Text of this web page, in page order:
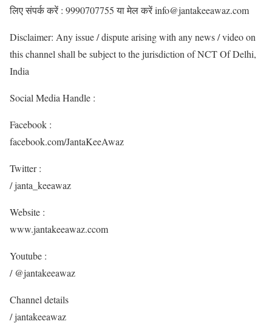
लिए संपर्क करें : 9990707755 या मेल करें info@jantakeeawaz.com
Disclaimer: Any issue / dispute arising with any news / video on
this channel shall be subject to the jurisdiction of NCT Of Delhi,
India
Social Media Handle :
Facebook :
facebook.com/JantaKeeAwaz
Twitter :
/ janta_keeawaz
Website :
www.jantakeeawaz.ccom
Youtube :
/ @jantakeeawaz
Channel details
/ jantakeeawaz